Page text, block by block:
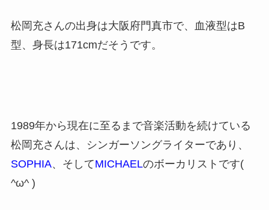
松岡充さんの出身は大阪府門真市で、血液型はB
型、身長は171cmだそうです。
1989年から現在に至るまで音楽活動を続けている
松岡充さんは、シンガーソングライターであり、
SOPHIA、そしてMICHAELのボーカリストです(
^ω^ )